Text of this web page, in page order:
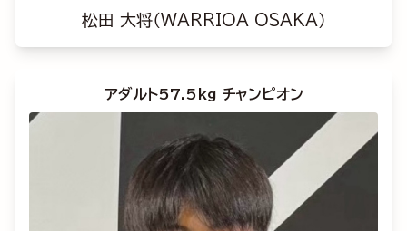
松田 大将（WARRIOA OSAKA）
アダルト57.5kg チャンピオン